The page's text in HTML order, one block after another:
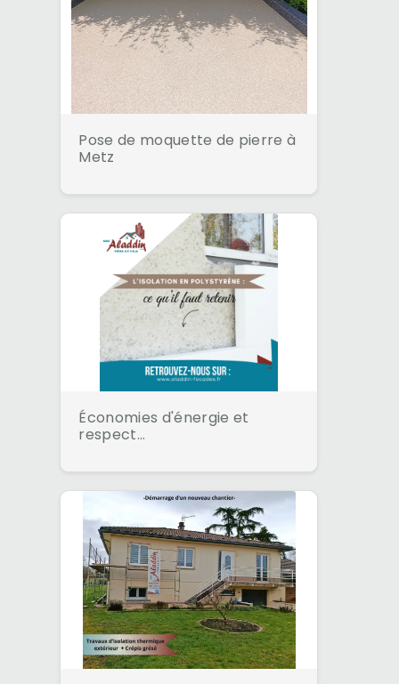
Pose de moquette de pierre à
Metz
Économies d'énergie et
respect...